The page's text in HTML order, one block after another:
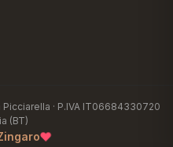
· P.IVA IT06684330720
(BT)
♥